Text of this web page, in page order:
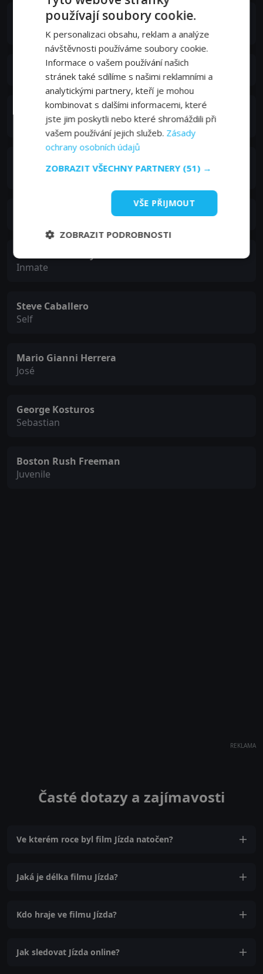
Courtney Hope Turner
Courtney
Tiffany K. Wong
Deborah Quayle
Sgt. Wheps
Mostafa Elmorsy
Inmate
Steve Caballero
Self
Mario Gianni Herrera
José
George Kosturos
Sebastian
Boston Rush Freeman
Juvenile
REKLAMA
Časté dotazy a zajímavosti
Ve kterém roce byl film Jízda natočen?
Jaká je délka filmu Jízda?
Kdo hraje ve filmu Jízda?
Jak sledovat Jízda online?
používají soubory cookie.
K personalizaci obsahu, reklam a analýze
návštěvnosti používáme soubory cookie.
Informace o vašem používání našich
stránek také sdílíme s našimi reklamními a
analytickými partnery, kteří je mohou
kombinovat s dalšími informacemi, které
jste jim poskytli nebo které shromáždili při
vašem používání jejich služeb. Zásady
ochrany osobních údajů
ZOBRAZIT VŠECHNY PARTNERY (51) →
VŠE PŘIJMOUT
ZOBRAZIT PODROBNOSTI